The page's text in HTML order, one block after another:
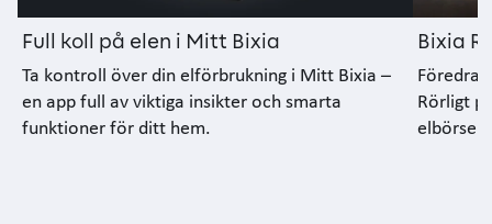
Full koll på elen i Mitt Bixia
Ta kontroll över din elförbrukning i Mitt Bixia –
en app full av viktiga insikter och smarta
funktioner för ditt hem.
Bixia
Föredrar
Rörligt